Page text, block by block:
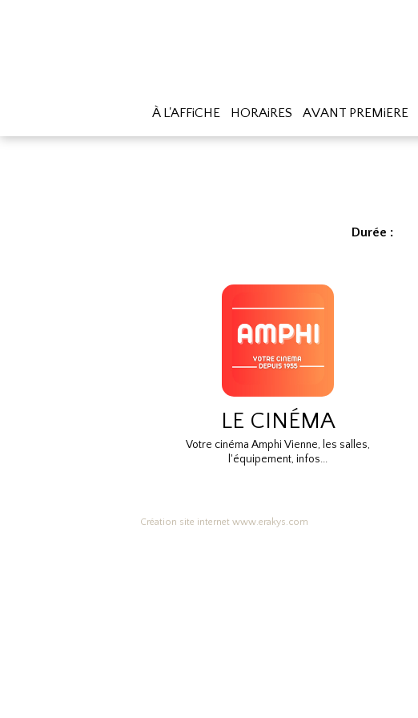
À L'AFFiCHE HORAiRES AVANT PREMiERE
Durée :
LE CINÉMA
Votre cinéma Amphi Vienne, les salles,
l'équipement, infos...
Création site internet www.erakys.com